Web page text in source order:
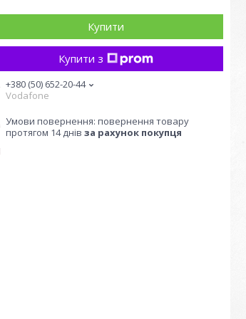
Купити
Купити з
+380 (50) 652-20-44
Vodafone
повернення товару
протягом 14 днів за рахунок покупця